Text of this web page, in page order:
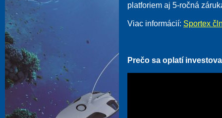
platforiem aj 5-ročná
Viac informácií: Sportex
Prečo sa oplatí